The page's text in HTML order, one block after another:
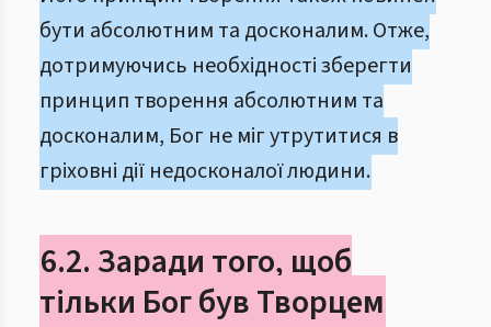
бути абсолютним та досконалим. Отже,
дотримуючись необхідності зберегти
принцип творення абсолютним та
досконалим, Бог не міг утрутитися в
гріховні дії недосконалої людини.
6.2. Заради того, щоб
тільки Бог був Творцем